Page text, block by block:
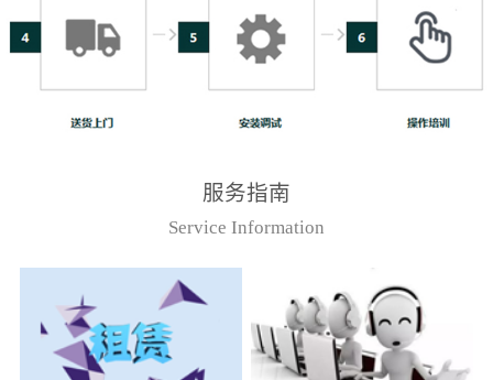
服务指南
Service Information